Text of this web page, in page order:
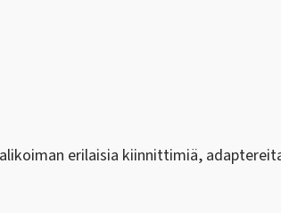
erilaisia kiinnittimiä,